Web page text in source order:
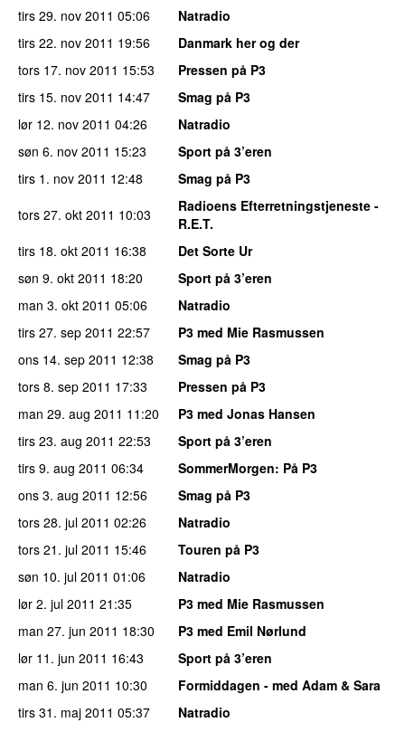
tirs 29. nov 2011 05:06
Natradio
tirs 22. nov 2011 19:56
Danmark her og der
tors 17. nov 2011 15:53
Pressen på P3
tirs 15. nov 2011 14:47
Smag på P3
lør 12. nov 2011 04:26
Natradio
søn 6. nov 2011 15:23
Sport på 3’eren
tirs 1. nov 2011 12:48
Smag på P3
tors 27. okt 2011 10:03
Radioens Efterretningstjeneste -
R.E.T.
tirs 18. okt 2011 16:38
Det Sorte Ur
søn 9. okt 2011 18:20
Sport på 3’eren
man 3. okt 2011 05:06
Natradio
tirs 27. sep 2011 22:57
P3 med Mie Rasmussen
ons 14. sep 2011 12:38
Smag på P3
tors 8. sep 2011 17:33
Pressen på P3
man 29. aug 2011 11:20
P3 med Jonas Hansen
tirs 23. aug 2011 22:53
Sport på 3’eren
tirs 9. aug 2011 06:34 SommerMorgen: På P3
ons 3. aug 2011 12:56
Smag på P3
tors 28. jul 2011 02:26
Natradio
tors 21. jul 2011 15:46
Touren på P3
søn 10. jul 2011 01:06
Natradio
lør 2. jul 2011 21:35
P3 med Mie Rasmussen
man 27. jun 2011 18:30
P3 med Emil Nørlund
lør 11. jun 2011 16:43
Sport på 3’eren
man 6. jun 2011 10:30
Formiddagen - med Adam & Sara
tirs 31. maj 2011 05:37
Natradio